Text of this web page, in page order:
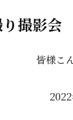
撮影会
皆様こ